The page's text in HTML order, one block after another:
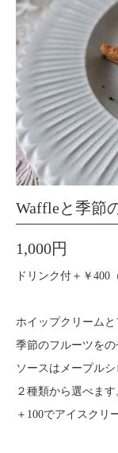
Waffleと季節
1,000円
ドリンク付＋￥400
ホイップクリーム
季節のフルーツをの
ソースはメープル
２種類から選べます
＋100でアイスクリ